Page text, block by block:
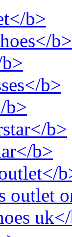
b>
b>
b>
b>
b>
b>
outlet